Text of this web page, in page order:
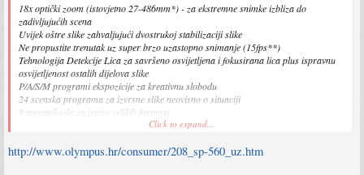
18x optički zoom (istovjetno 27-486mm*) - za ekstremne snimke izbliza do
zadivljujućih scena
Uvijek oštre slike zahvaljujući dvostrukoj stabilizaciji slike
Ne propustite trenutak uz super brzo uzastopno snimanje (15fps**)
Tehnologija Detekcije Lica za savršeno osvijetljena i fokusirana lica plus ispravnu
osvijetljenost ostalih dijelova slike
P/A/S/M programi ekspozicije za kreativnu slobodu
24 scenska programa za izvrsne slike neovisno o situaciji
8 megapiksela za ispise velikih formata
Reprodukcija slika na 6.4cm/2.5" LCD zaslonu
Oživite sjećanja uz video zapis sa zvukom
Click to expand...
http://www.olympus.hr/consumer/208_sp-560_uz.htm